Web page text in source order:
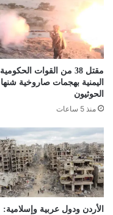
مقتل 38 من القوات الحكومية
اليمنية بهجمات صاروخية شنها
الحوثيون
منذ 5 ساعات
الأردن ودول عربية وإسلامية: